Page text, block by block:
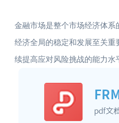
金融市场是整个市场经济体
经济全局的稳定和发展至关重
续提高应对风险挑战的能力